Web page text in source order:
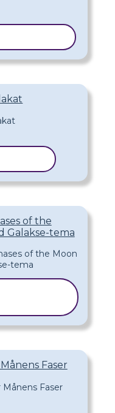
of the
Galakse-tema
Faser